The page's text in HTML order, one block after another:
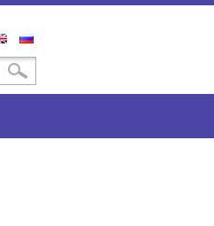
Căutare